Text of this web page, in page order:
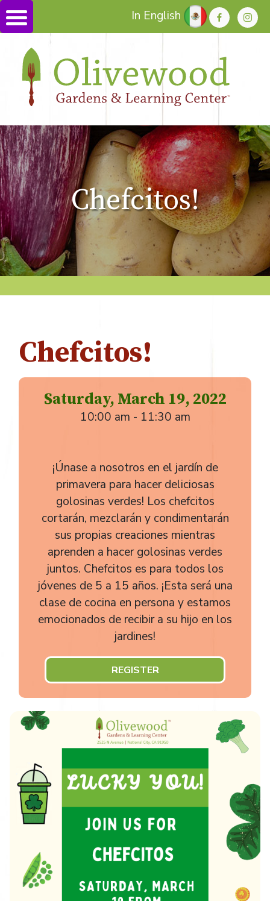
In English
Chefcitos!
Chefcitos!
Saturday, March 19, 2022
10:00 am - 11:30 am
¡Únase a nosotros en el jardín de
primavera para hacer deliciosas
golosinas verdes! Los chefcitos
cortarán, mezclarán y condimentarán
sus propias creaciones mientras
aprenden a hacer golosinas verdes
juntos. Chefcitos es para todos los
jóvenes de 5 a 15 años. ¡Esta será una
clase de cocina en persona y estamos
emocionados de recibir a su hijo en los
jardines!
REGISTER